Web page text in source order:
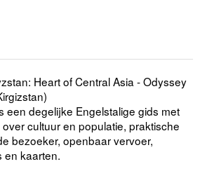
Heart of Central Asia - Odyssey
een degelijke Engelstalige gids met
cultuur en populatie, praktische
bezoeker, openbaar vervoer,
en kaarten.